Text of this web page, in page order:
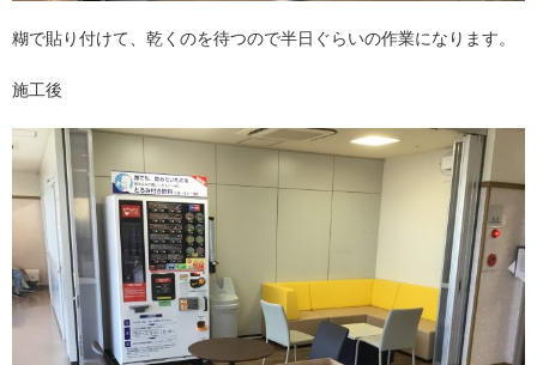
糊で貼り付けて、乾くのを待つので半日ぐらいの作業になります。
施工後